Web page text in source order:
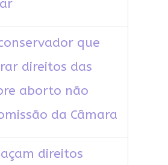
que
direitos das
aborto não
da Câmara
direitos